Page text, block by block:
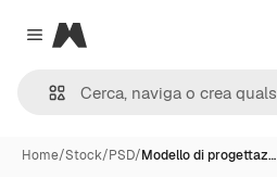
Close menu
Magnific
Home/Stock/PSD/Modello di progettaz…